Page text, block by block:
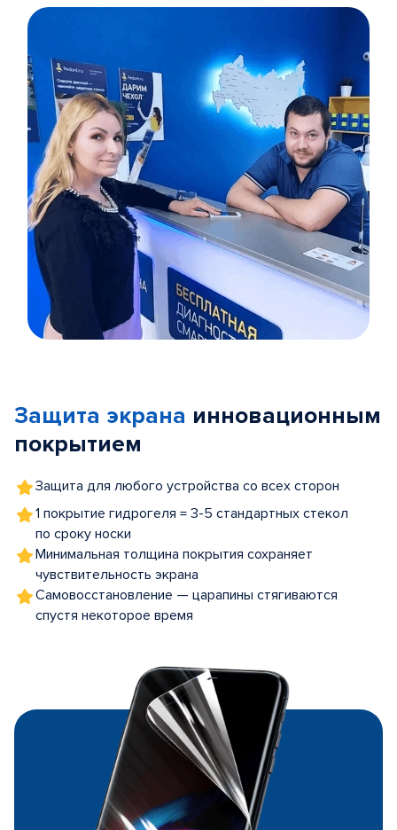
5
Защита экрана инновационным
покрытием
Защита для любого устройства со всех сторон
1 покрытие гидрогеля = 3-5 стандартных стекол
по сроку носки
Минимальная толщина покрытия сохраняет
чувствительность экрана
Самовосстановление — царапины стягиваются
спустя некоторое время